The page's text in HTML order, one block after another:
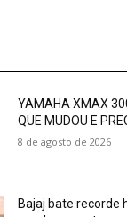
YAMAHA XMAX
QUE MUDOU E
8 de agosto de 2026
Bajaj bate recorde